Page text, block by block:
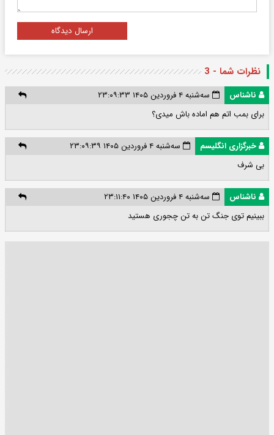
ارسال دیدگاه
نظرات شما - 3
ناشناس
سه‌شنبه ۴ فروردین ۱۴۰۵ ۲۳:۰۹:۳۳
برای بمب اتم هم اماده باش میدی؟
خبرگزاری انگلیسم
سه‌شنبه ۴ فروردین ۱۴۰۵ ۲۳:۰۹:۳۹
بی شرف
ناشناس
سه‌شنبه ۴ فروردین ۱۴۰۵ ۲۳:۱۱:۴۰
ببینیم توی جنگ تن به تن چجوری هستید